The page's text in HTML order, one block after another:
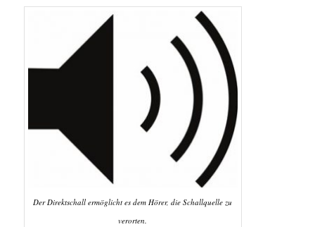
Der Direktschall ermöglicht es dem Hörer, die Schallquelle zu
verorten.